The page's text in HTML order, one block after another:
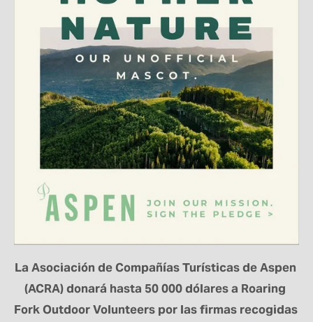
La Asociación de Compañías Turísticas de Aspen
(ACRA) donará hasta 50 000 dólares a Roaring
Fork Outdoor Volunteers por las firmas recogidas